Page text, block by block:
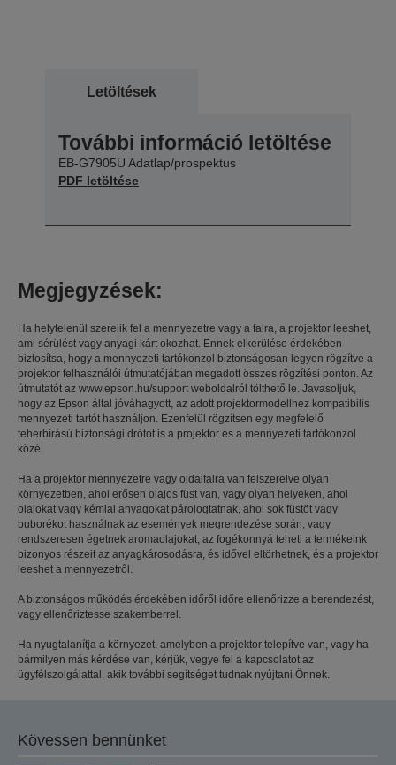
Letöltések
További információ letöltése
EB-G7905U Adatlap/prospektus
PDF letöltése
Megjegyzések:
Ha helytelenül szerelik fel a mennyezetre vagy a falra, a projektor leeshet,
ami sérülést vagy anyagi kárt okozhat. Ennek elkerülése érdekében
biztosítsa, hogy a mennyezeti tartókonzol biztonságosan legyen rögzítve a
projektor felhasználói útmutatójában megadott összes rögzítési ponton. Az
útmutatót az www.epson.hu/support weboldalról tölthető le. Javasoljuk,
hogy az Epson által jóváhagyott, az adott projektormodellhez kompatibilis
mennyezeti tartót használjon. Ezenfelül rögzítsen egy megfelelő
teherbírású biztonsági drótot is a projektor és a mennyezeti tartókonzol
közé.
Ha a projektor mennyezetre vagy oldalfalra van felszerelve olyan
környezetben, ahol erősen olajos füst van, vagy olyan helyeken, ahol
olajokat vagy kémiai anyagokat párologtatnak, ahol sok füstöt vagy
buborékot használnak az események megrendezése során, vagy
rendszeresen égetnek aromaolajokat, az fogékonnyá teheti a termékeink
bizonyos részeit az anyagkárosodásra, és idővel eltörhetnek, és a projektor
leeshet a mennyezetről.
A biztonságos működés érdekében időről időre ellenőrizze a berendezést,
vagy ellenőriztesse szakemberrel.
Ha nyugtalanítja a környezet, amelyben a projektor telepítve van, vagy ha
bármilyen más kérdése van, kérjük, vegye fel a kapcsolatot az
ügyfélszolgálattal, akik további segítséget tudnak nyújtani Önnek.
Kövessen bennünket